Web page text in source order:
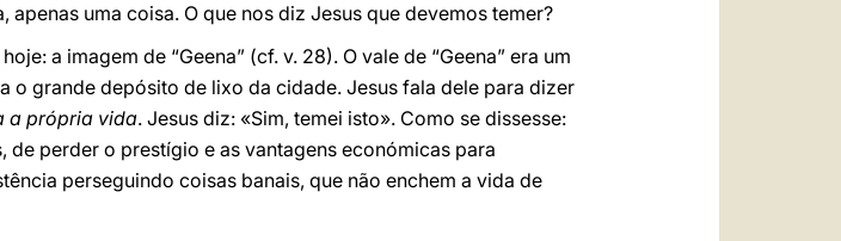
uma coisa. O que nos diz Jesus que devemos temer?
a imagem de “Geena” (cf. v. 28). O vale de “Geena” era um
o grande depósito de lixo da cidade. Jesus fala dele para dizer
a própria vida. Jesus diz: «Sim, temei isto». Como se dissesse:
perder o prestígio e as vantagens económicas para
perseguindo coisas banais, que não enchem a vida de